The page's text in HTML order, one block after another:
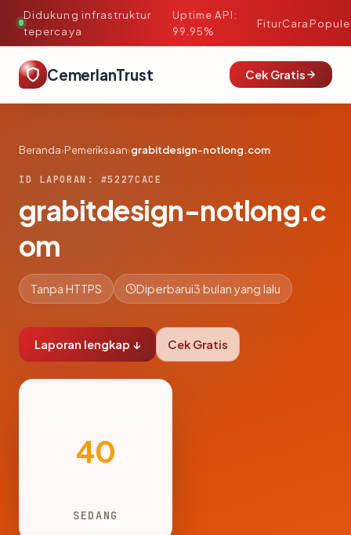
Didukung infrastruktur
tepercaya
·
Uptime API:
99.95%
FiturCara
CemerlanTrust Cek Gratis
Beranda›Pemeriksaan›grabitdesign-notlong.com
ID LAPORAN: #5227CACE
grabitdesign-notlong.c
om
Tanpa HTTPS Diperbarui3 bulan yang lalu
Laporan lengkap ↓ Cek Gratis
40
SEDANG